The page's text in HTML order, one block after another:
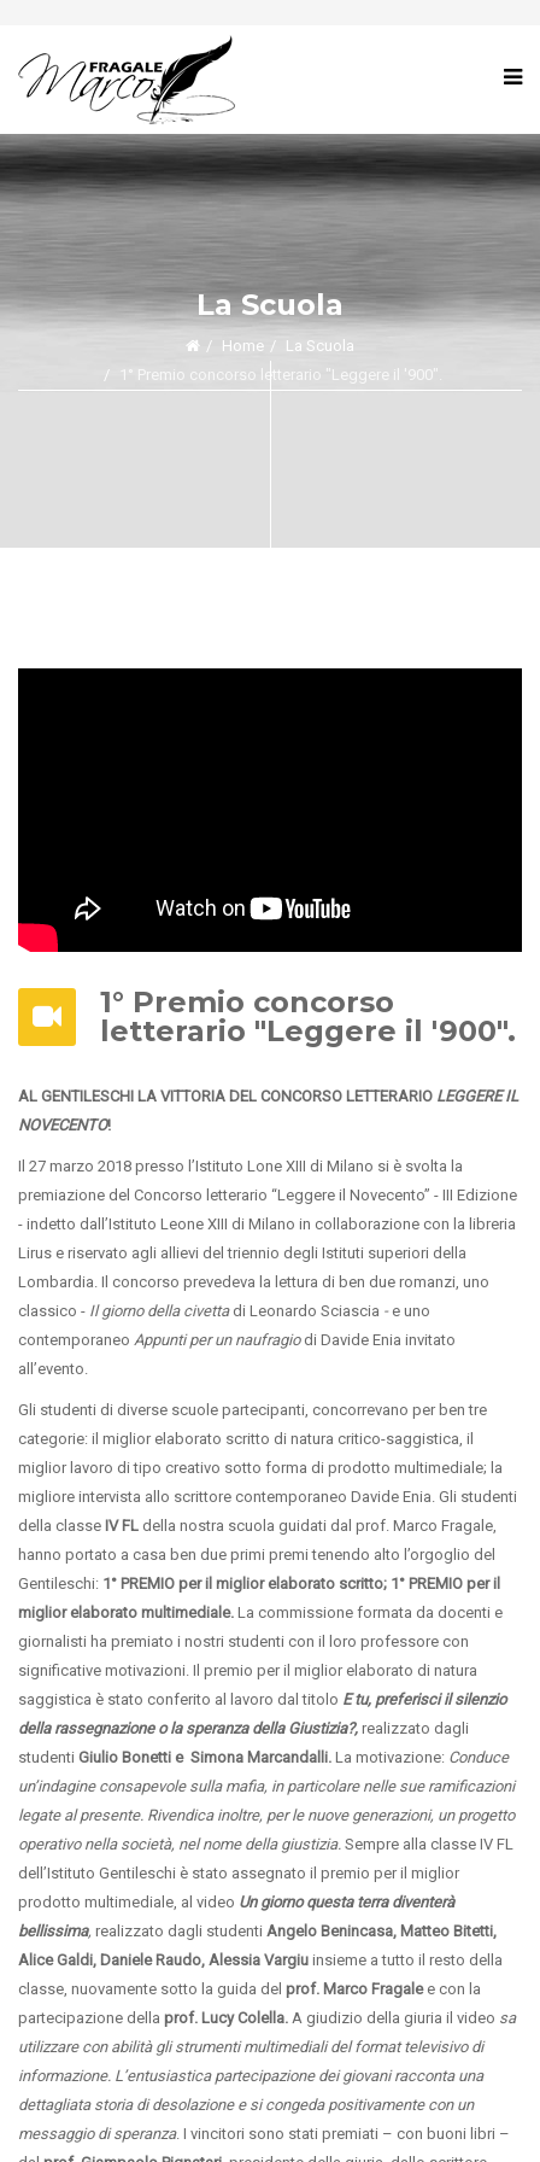
La Scuola
Home
La Scuola
1° Premio concorso letterario "Leggere il '900".
1° Premio concorso
letterario "Leggere il '900".
AL GENTILESCHI LA VITTORIA DEL CONCORSO LETTERARIO LEGGERE IL
NOVECENTO!
Il 27 marzo 2018 presso l’Istituto Lone XIII di Milano si è svolta la
premiazione del Concorso letterario “Leggere il Novecento” - III Edizione
- indetto dall’Istituto Leone XIII di Milano in collaborazione con la libreria
Lirus e riservato agli allievi del triennio degli Istituti superiori della
Lombardia. Il concorso prevedeva la lettura di ben due romanzi, uno
classico - Il giorno della civettadi Leonardo Sciascia - e uno
contemporaneo Appunti per un naufragiodi Davide Enia invitato
all’evento.
Gli studenti di diverse scuole partecipanti, concorrevano per ben tre
categorie: il miglior elaborato scritto di natura critico-saggistica, il
miglior lavoro di tipo creativo sotto forma di prodotto multimediale; la
migliore intervista allo scrittore contemporaneo Davide Enia. Gli studenti
della classe IV FL della nostra scuola guidati dal prof. Marco Fragale,
hanno portato a casa ben due primi premi tenendo alto l’orgoglio del
Gentileschi: 1° PREMIO per il miglior elaborato scritto; 1° PREMIO per il
miglior elaborato multimediale. La commissione formata da docenti e
giornalisti ha premiato i nostri studenti con il loro professore con
significative motivazioni. Il premio per il miglior elaborato di natura
saggistica è stato conferito al lavoro dal titolo E tu, preferisci il silenzio
della rassegnazione o la speranza della Giustizia?, realizzato dagli
studenti Giulio Bonetti e Simona Marcandalli. La motivazione: Conduce
un’indagine consapevole sulla mafia, in particolare nelle sue ramificazioni
legate al presente. Rivendica inoltre, per le nuove generazioni, un progetto
operativo nella società, nel nome della giustizia. Sempre alla classe IV FL
dell’Istituto Gentileschi è stato assegnato il premio per il miglior
prodotto multimediale, al video Un giorno questa terra diventerà
bellissima, realizzato dagli studenti Angelo Benincasa, Matteo Bitetti,
Alice Galdi, Daniele Raudo, Alessia Vargiu insieme a tutto il resto della
classe, nuovamente sotto la guida del prof. Marco Fragale e con la
partecipazione della prof. Lucy Colella. A giudizio della giuria il video sa
utilizzare con abilità gli strumenti multimediali del format televisivo di
informazione. L’entusiastica partecipazione dei giovani racconta una
dettagliata storia di desolazione e si congeda positivamente con un
messaggio di speranza. I vincitori sono stati premiati – con buoni libri –